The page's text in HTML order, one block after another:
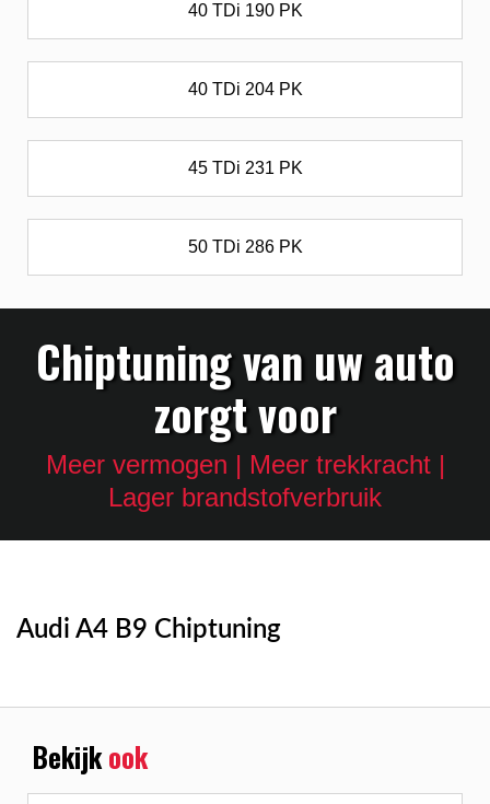
40 TDi 190 PK
40 TDi 204 PK
45 TDi 231 PK
50 TDi 286 PK
Chiptuning van uw auto
zorgt voor
Meer vermogen | Meer trekkracht |
Lager brandstofverbruik
Audi A4 B9 Chiptuning
Bekijkook